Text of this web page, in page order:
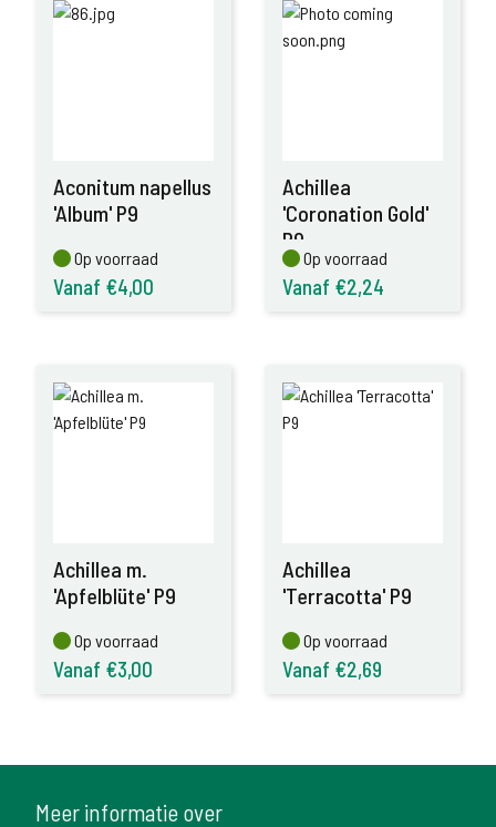
Aconitum napellus
'Album' P9
Op voorraad
Op voorraad
Vanaf €4,00
Achillea
'Coronation Gold'
P9
Op voorraad
Op voorraad
Vanaf €2,24
Achillea m.
'Apfelblüte' P9
Op voorraad
Op voorraad
Vanaf €3,00
Achillea
'Terracotta' P9
Op voorraad
Op voorraad
Vanaf €2,69
Meer informatie over